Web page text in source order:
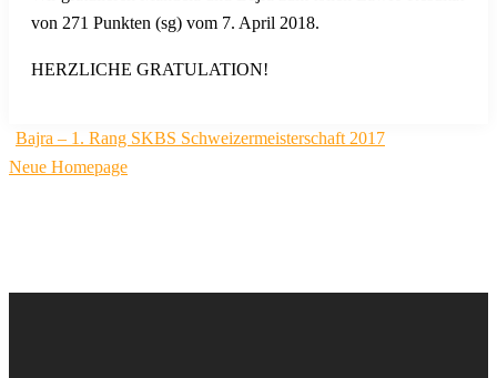
von 271 Punkten (sg) vom 7. April 2018.
HERZLICHE GRATULATION!
Beitragsnavigation
Bajra – 1. Rang SKBS Schweizermeisterschaft 2017
Neue Homepage